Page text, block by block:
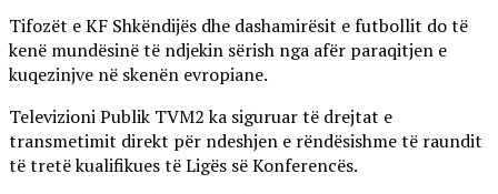
Tifozët e KF Shkëndijës dhe dashamirësit e futbollit do të
kenë mundësinë të ndjekin sërish nga afër paraqitjen e
kuqezinjve në skenën evropiane.
Televizioni Publik TVM2 ka siguruar të drejtat e
transmetimit direkt për ndeshjen e rëndësishme të raundit
të tretë kualifikues të Ligës së Konferencës.